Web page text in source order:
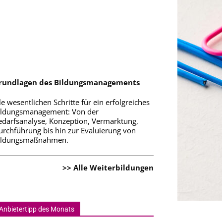
des Bildungsmanagements
wesentlichen Schritte für ein erfolgreiches
Von der
Konzeption, Vermarktung,
bis hin zur Evaluierung von
>> Alle Weiterbildungen
des Monats